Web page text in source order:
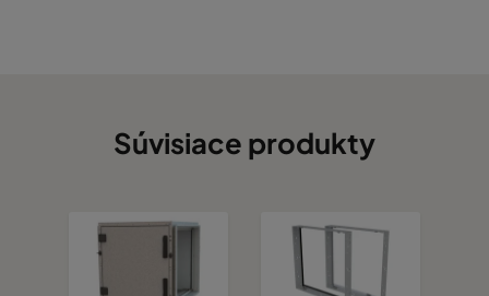
Súvisiace produkty